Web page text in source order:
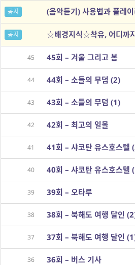
공지 (음악듣기) 사용법과 플레
공지 ☆배경지식☆착유, 어디까
45 45회 – 겨울 그리고 봄
44 44회 – 소들의 무덤 (2)
43 43회 – 소들의 무덤 (1)
42 42회 – 최고의 일몰
41 41회 – 샤코탄 유스호스텔
40 40회 – 샤코탄 유스호스텔
39 39회 – 오타루
38 38회 – 북해도 여행 달인
37 37회 – 북해도 여행 달인
36 36회 – 버스 기사